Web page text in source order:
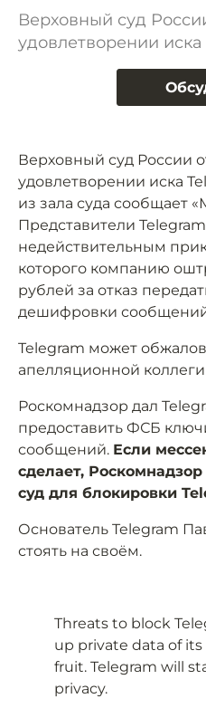
Верховный суд
удовлетворении
Верховный суд России
удовлетворении иска
из зала суда сообщает
Представители
недействительным
которого компанию
рублей за отказ
дешифровки
Telegram может
апелляционной
Роскомнадзор дал
предоставить ФСБ
сообщений. Если
сделает,
суд для блокировки
Основатель Telegram
стоять на своём.
Threats to block
up private data of
fruit. Telegram will
privacy.